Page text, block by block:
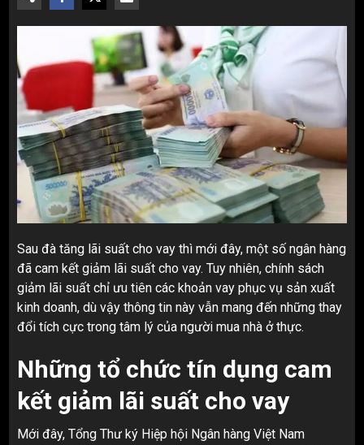
Sau đà tăng lãi suất cho vay thì mới đây, một số ngân hàng
đã cam kết giảm lãi suất cho vay. Tuy nhiên, chính sách
giảm lãi suất chỉ ưu tiên các khoản vay phục vụ sản xuất
kinh doanh, dù vậy thông tin này vẫn mang đến những thay
đổi tích cực trong tâm lý của người mua nhà ở thực.
Những tổ chức tín dụng cam
kết giảm lãi suất cho vay
Mới đây, Tổng Thư ký Hiệp hội Ngân hàng Việt Nam